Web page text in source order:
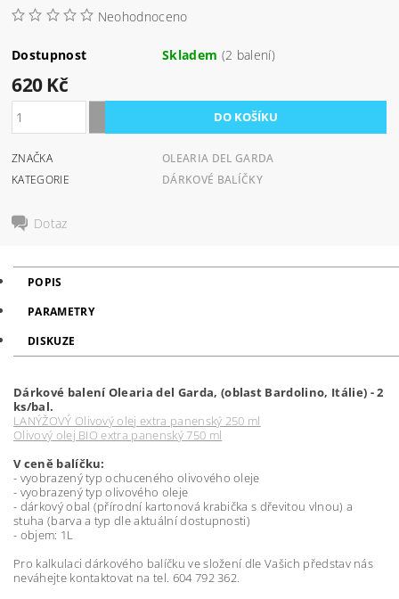
Neohodnoceno
Dostupnost Skladem (2 balení)
620 Kč
ZNAČKA
OLEARIA DEL GARDA
KATEGORIE
DÁRKOVÉ BALÍČKY
Dotaz
POPIS
PARAMETRY
DISKUZE
Dárkové baleníOlearia del Garda, (oblast Bardolino, Itálie) - 2
ks/bal.
LANÝŽOVÝ Olivový olej extra panenský 250 ml
Olivový olej BIO extra panenský 750 ml
V ceně balíčku:
- vyobrazený typ ochuceného olivového oleje
- vyobrazený typ olivového oleje
- dárkový obal (přírodní kartonová krabička s dřevitou vlnou) a
stuha (barva a typ dle aktuální dostupnosti)
- objem: 1L
Pro kalkulaci dárkového balíčku ve složení dle Vašich představ nás
neváhejte kontaktovat na tel. 604 792 362.